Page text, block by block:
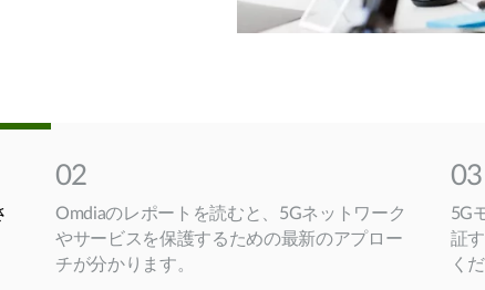
02
Omdiaのレポートを読むと、5Gネットワーク
やサービスを保護するための最新のアプロー
チが分かります。
03
5G
証
く